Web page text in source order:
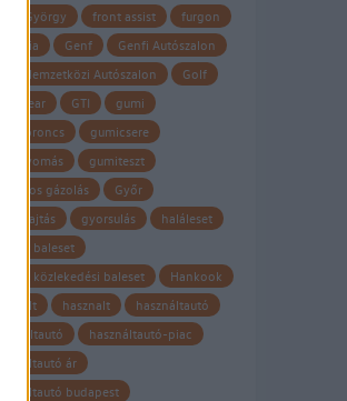
György
front assist
furgon
Genf
Genfi Autószalon
Nemzetközi Autószalon
Golf
GTI
gumi
gumicsere
gumiteszt
gázolás
Győr
gyorsulás
haláleset
baleset
közlekedési baleset
Hankook
hasznalt
használtautó
használtautó-piac
ár
budapest